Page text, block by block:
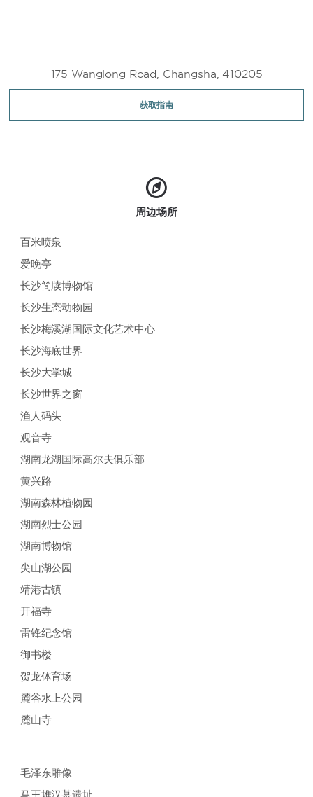
175 Wanglong Road, Changsha, 410205
获取指南
周边场所
百米喷泉
爱晚亭
长沙简牍博物馆
长沙生态动物园
长沙梅溪湖国际文化艺术中心
长沙海底世界
长沙大学城
长沙世界之窗
渔人码头
观音寺
湖南龙湖国际高尔夫俱乐部
黄兴路
湖南森林植物园
湖南烈士公园
湖南博物馆
尖山湖公园
靖港古镇
开福寺
雷锋纪念馆
御书楼
贺龙体育场
麓谷水上公园
麓山寺
毛泽东雕像